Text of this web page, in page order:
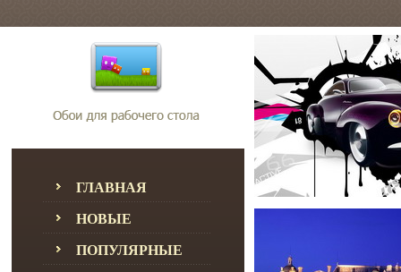
ГЛАВНАЯ
НОВЫЕ
ПОПУЛЯРНЫЕ